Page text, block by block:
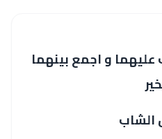
عليهما و اجمع بينهما
الشاب